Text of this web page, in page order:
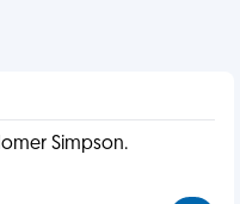
Simpson.